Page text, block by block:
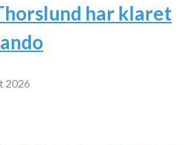
har klaret
2026